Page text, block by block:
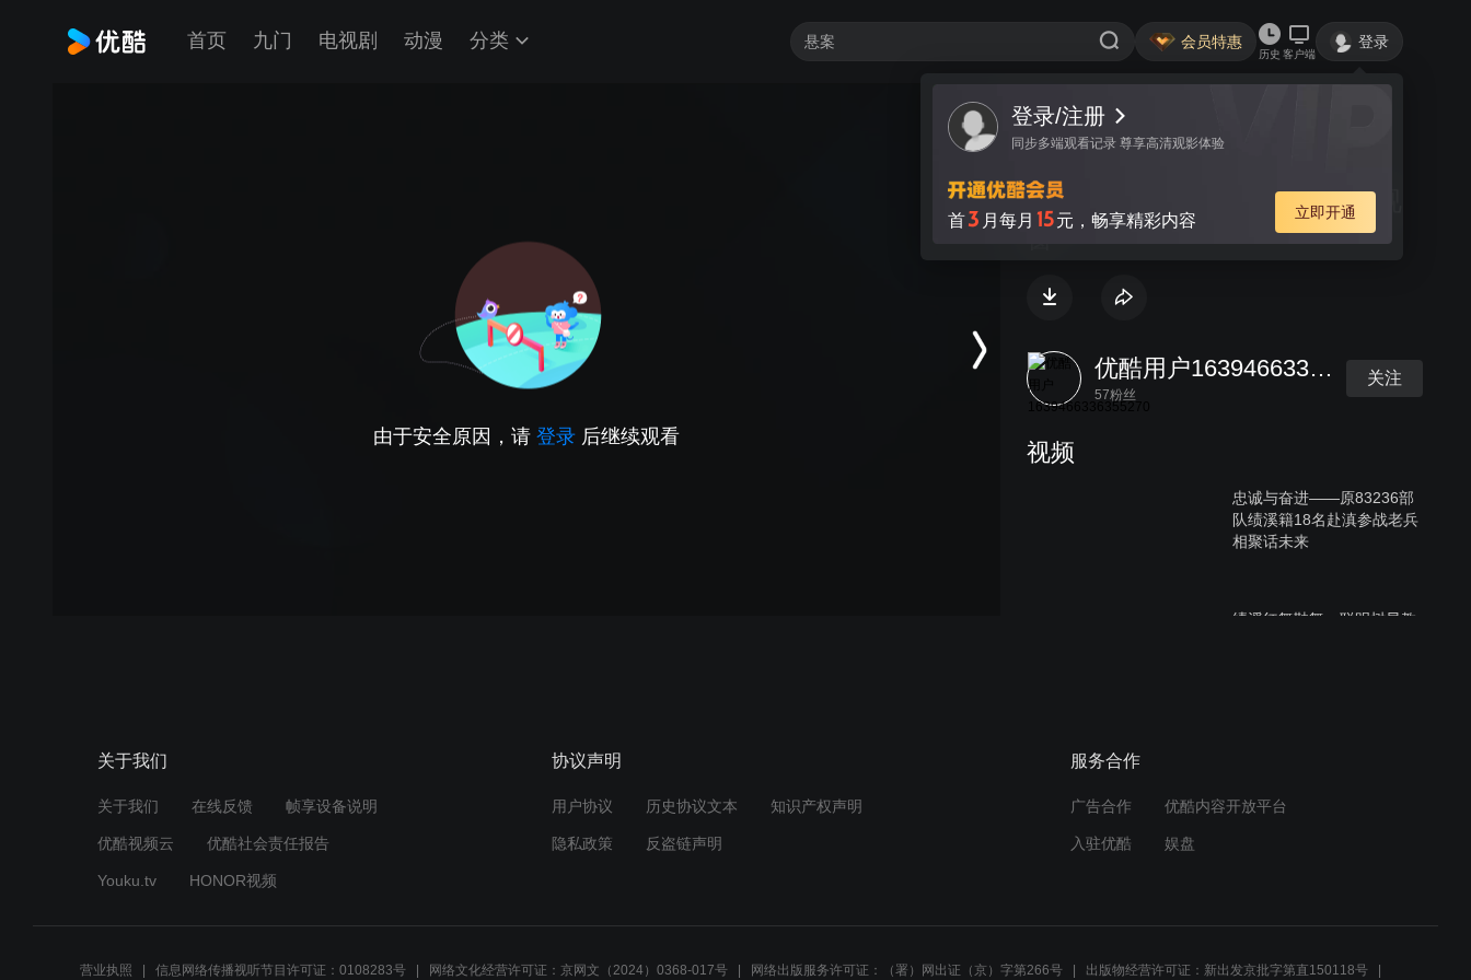
首页 九门 电视剧 动漫 分类 会员特惠
历史 客户端
登录
登录/注册
同步多端观看记录 尊享高清观影体验
首3 月每月 15元，畅享精彩内容 立即开通
由于安全原因，请 登录 后继续观看
视频 讨论
洪水面前的公安干警风采 绩溪视
窗
优酷用户1639466336355270
57粉丝
关注
视频
忠诚与奋进——原83236部
队绩溪籍18名赴滇参战老兵
相聚话未来
绩溪红舞鞋舞、聪明树早教
关于我们
关于我们 在线反馈 帧享设备说明
优酷视频云 优酷社会责任报告
Youku.tv HONOR视频
协议声明
用户协议 历史协议文本 知识产权声明
隐私政策 反盗链声明
服务合作
广告合作 优酷内容开放平台
入驻优酷 娱盘
营业执照 信息网络传播视听节目许可证：0108283号 网络文化经营许可证：京网文（2024）0368-017号 网络出版服务许可证：（署）网出证（京）字第266号 出版物经营许可证：新出发京批字第直150118号